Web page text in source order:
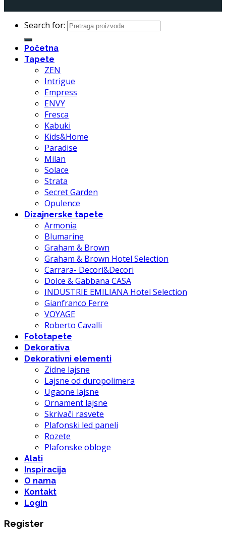
Search for:
Početna
Tapete
ZEN
Intrigue
Empress
ENVY
Fresca
Kabuki
Kids&Home
Paradise
Milan
Solace
Strata
Secret Garden
Opulence
Dizajnerske tapete
Armonia
Blumarine
Graham & Brown
Graham & Brown Hotel Selection
Carrara- Decori&Decori
Dolce & Gabbana CASA
INDUSTRIE EMILIANA Hotel Selection
Gianfranco Ferre
VOYAGE
Roberto Cavalli
Fototapete
Dekorativa
Dekorativni elementi
Zidne lajsne
Lajsne od duropolimera
Ugaone lajsne
Ornament lajsne
Skrivači rasvete
Plafonski led paneli
Rozete
Plafonske obloge
Alati
Inspiracija
O nama
Kontakt
Login
Register